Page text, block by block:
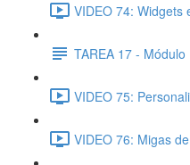
VIDEO 74: Widgets
TAREA 17 - Módulo
VIDEO 75:
VIDEO 76: Migas